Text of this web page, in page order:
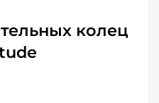
колец